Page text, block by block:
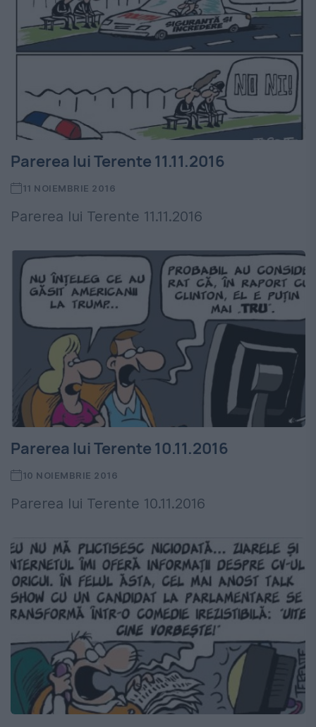
Parerea lui Terente 11.11.2016
11 NOIEMBRIE 2016
Parerea lui Terente 11.11.2016
Parerea lui Terente 10.11.2016
10 NOIEMBRIE 2016
Parerea lui Terente 10.11.2016